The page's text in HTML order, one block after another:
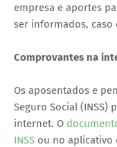
empresa e aportes
ser informados, caso
Comprovantes na
Os aposentados e
Seguro Social (INSS)
internet. O
INSS ou no aplicativo